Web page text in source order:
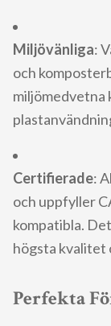
Miljövänliga:
och
miljömedvetna
Certifierade:
och uppfyller
kompatibla.
högsta kvalitet
Perfekta